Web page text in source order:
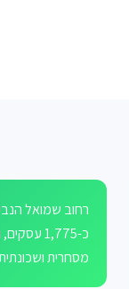
רחוב שמואל
כ-1,775
מסחרית